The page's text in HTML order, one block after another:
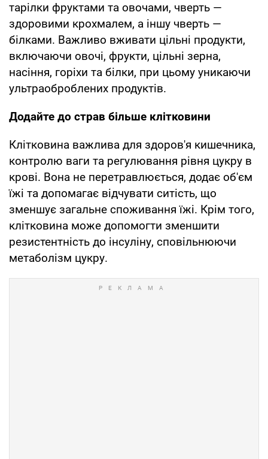
тарілки фруктами та овочами, чверть —
здоровими крохмалем, а іншу чверть —
білками. Важливо вживати цільні продукти,
включаючи овочі, фрукти, цільні зерна,
насіння, горіхи та білки, при цьому уникаючи
ультраоброблених продуктів.
Додайте до страв більше клітковини
Клітковина важлива для здоров'я кишечника,
контролю ваги та регулювання рівня цукру в
крові. Вона не перетравлюється, додає об'єм
їжі та допомагає відчувати ситість, що
зменшує загальне споживання їжі. Крім того,
клітковина може допомогти зменшити
резистентність до інсуліну, сповільнюючи
метаболізм цукру.